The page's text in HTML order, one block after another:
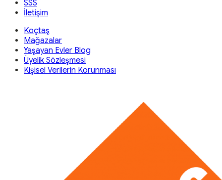
SSS
İletişim
Koçtaş
Mağazalar
Yaşayan Evler Blog
Üyelik Sözleşmesi
Kişisel Verilerin Korunması